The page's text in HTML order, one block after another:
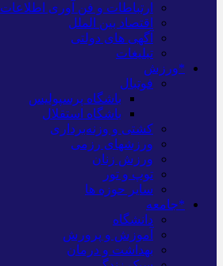
ارتباطات و فن آوری اطلاعات
اقتصاد بین الملل
آگهی های دولتی
تبلیغات
*ورزش
فوتبال
باشگاه پرسپولیس
باشگاه استقلال
کشتی و وزنه‌برداری
ورزشهای رزمی
ورزش زنان
توپ و تور
سایر حوزه ها
*جامعه
دانشگاه
آموزش و پرورش
بهداشت و درمان